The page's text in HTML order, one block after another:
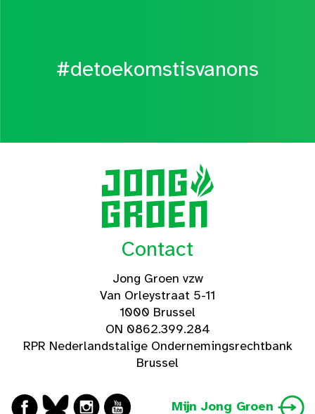
#detoekomstisvanons
Contact
Jong Groen vzw
Van Orleystraat 5-11
1000 Brussel
ON 0862.399.284
RPR Nederlandstalige Ondernemingsrechtbank
Brussel
Mijn Jong Groen